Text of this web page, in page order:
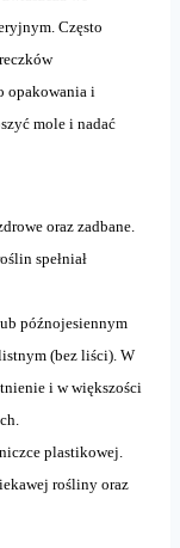
Często
opakowania i
mole i nadać
oraz zadbane.
spełniał
późnojesiennym
(bez liści). W
i w większości
plastikowej.
rośliny oraz